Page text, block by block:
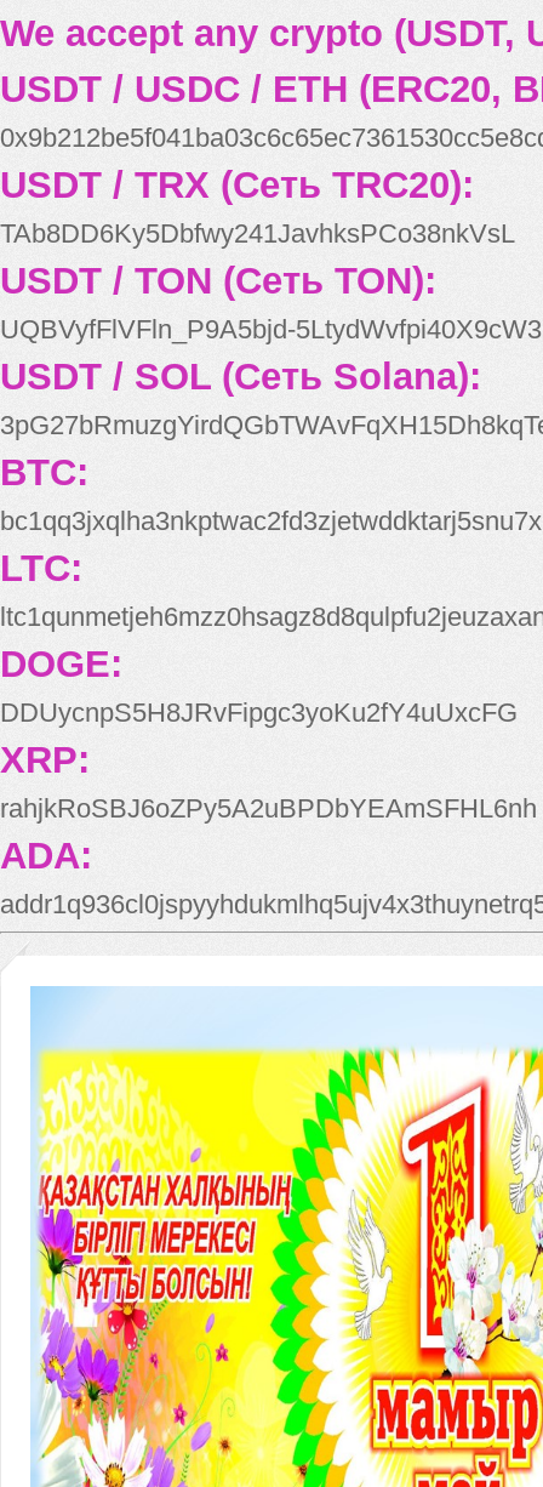
We accept any crypto (USDT,
USDT / USDC / ETH (ERC20,
USDT / TRX (Сеть TRC20):
TAb8DD6Ky5Dbfwy241JavhksPCo38nkVsL
USDT / TON (Сеть TON):
UQBVyfFlVFln_P9A5bjd-
USDT / SOL (Сеть Solana):
BTC:
bc1qq3jxqlha3nkptwac2fd3zjetwddktarj5snu7x
LTC:
DOGE:
DDUycnpS5H8JRvFipgc3yoKu2fY4uUxcFG
XRP:
rahjkRoSBJ6oZPy5A2uBPDbYEAmSFHL6nh
ADA: